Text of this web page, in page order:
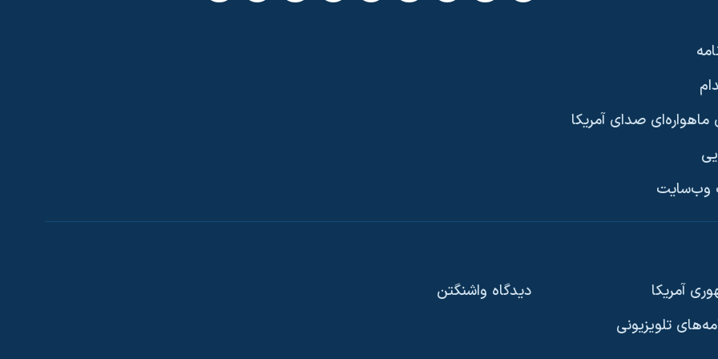
صدای آمریکا
وب‌سایت
آمریکا
تلویزیونی
دیدگاه‌ واشنگتن